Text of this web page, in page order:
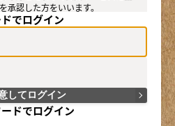
承認した方をいいます。
における会員向けのサービスを受
用したときは、この会員規約を承
スワード）
を付与され、パスワードを登録す
５条に抵触すると当社が判断した
でログイン
してログイン
ドでログイン